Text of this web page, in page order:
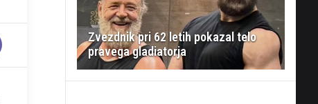
Zvezdnik pri 62 letih pokazal telo
pravega gladiatorja